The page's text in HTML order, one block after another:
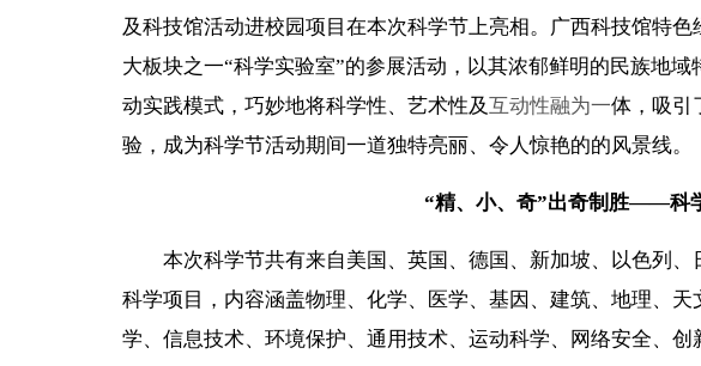
及科技馆活动进校园项目在本次科学节上亮相。广西科技馆特
大板块之一“科学实验室”的参展活动，以其浓郁鲜明的民族地
动实践模式，巧妙地将科学性、艺术性及互动性融为一体，吸引
验，成为科学节活动期间一道独特亮丽、令人惊艳的的风景线。
“精、小、奇”出奇制胜——科
本次科学节共有来自美国、英国、德国、新加坡、以色列、
科学项目，内容涵盖物理、化学、医学、基因、建筑、地理、
学、信息技术、环境保护、通用技术、运动科学、网络安全、